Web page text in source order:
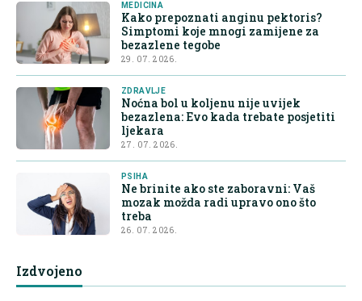
MEDICINA
Kako prepoznati anginu pektoris?
Simptomi koje mnogi zamijene za
bezazlene tegobe
29. 07. 2026.
ZDRAVLJE
Noćna bol u koljenu nije uvijek
bezazlena: Evo kada trebate posjetiti
ljekara
27. 07. 2026.
PSIHA
Ne brinite ako ste zaboravni: Vaš
mozak možda radi upravo ono što
treba
26. 07. 2026.
Izdvojeno